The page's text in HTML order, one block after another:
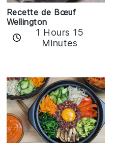
Recette de Bœuf
Wellington
1 Hours 15
Minutes